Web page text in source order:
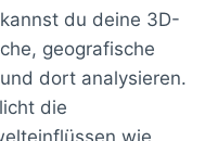
du deine 3D-
geografische
dort analysieren.
die
wie